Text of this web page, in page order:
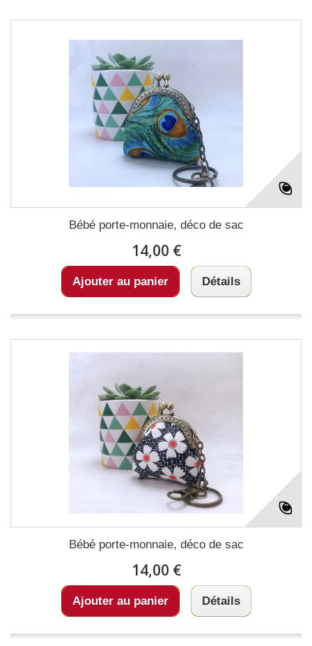
Bébé porte-monnaie, déco de sac
14,00 €
Ajouter au panier Détails
Bébé porte-monnaie, déco de sac
14,00 €
Ajouter au panier Détails